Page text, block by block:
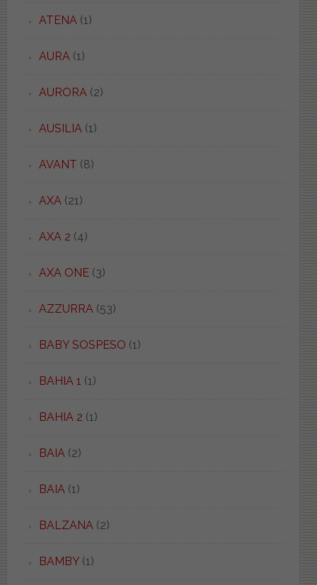
ATENA (1)
AURA (1)
AURORA (2)
AUSILIA (1)
AVANT (8)
AXA (21)
AXA 2 (4)
AXA ONE(3)
AZZURRA (53)
BABY SOSPESO (1)
BAHIA 1 (1)
BAHIA 2 (1)
BAIA (2)
BAIA (1)
BALZANA (2)
BAMBY(1)